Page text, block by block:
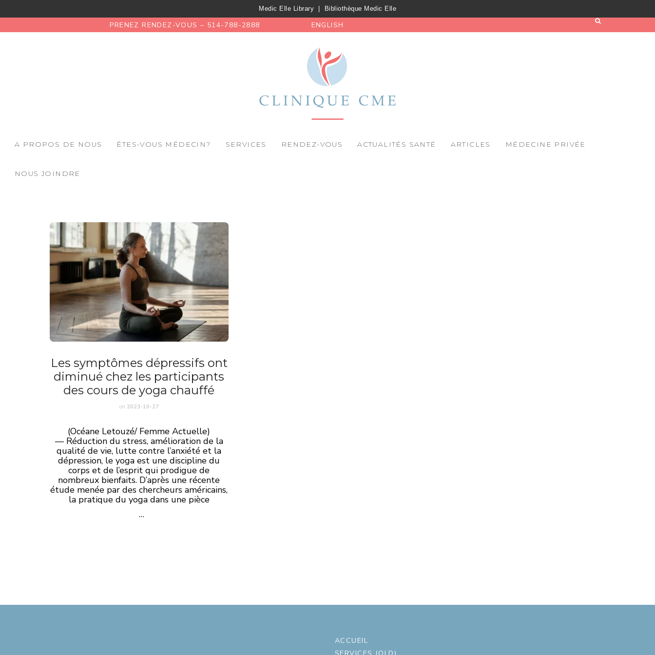
Medic Elle Library Bibliothèque Medic Elle
PRENEZ RENDEZ-VOUS – 514-788-2888 ENGLISH
A PROPOS DE NOUS ÊTES-VOUS MÉDECIN? SERVICES RENDEZ-VOUS ACTUALITÉS SANTÉ ARTICLES MÉDECINE PRIVÉE
NOUS JOINDRE
Les symptômes dépressifs ont
diminué chez les participants
des cours de yoga chauffé
on 2023-10-27
(Océane Letouzé/ Femme Actuelle)
— Réduction du stress, amélioration de la
qualité de vie, lutte contre l’anxiété et la
dépression, le yoga est une discipline du
corps et de l’esprit qui prodigue de
nombreux bienfaits. D’après une récente
étude menée par des chercheurs américains,
la pratique du yoga dans une pièce
…
ACCUEIL
SERVICES (OLD)